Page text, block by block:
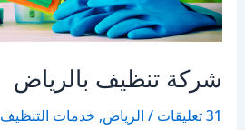
شركة تنظيف بالرياض
31 تعليقات / الرياض, خدمات التنظيف